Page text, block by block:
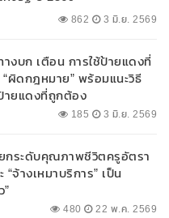
862 3 มิ.ย. 2569
งบก เตือน การใช้ป้ายแดงที่
ผิดกฎหมาย” พร้อมแนะวิธี
ายแดงที่ถูกต้อง
185 3 มิ.ย. 2569
กระดับคุณภาพชีวิตครูอัตรา
จ้างเหมาบริการ” เป็น
480 22 พ.ค. 2569